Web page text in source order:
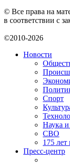
© Все права на
в соответствии с
©2010-2026
Новости
Спорт
Наука и
СВО
175 лет
Пресс-центр